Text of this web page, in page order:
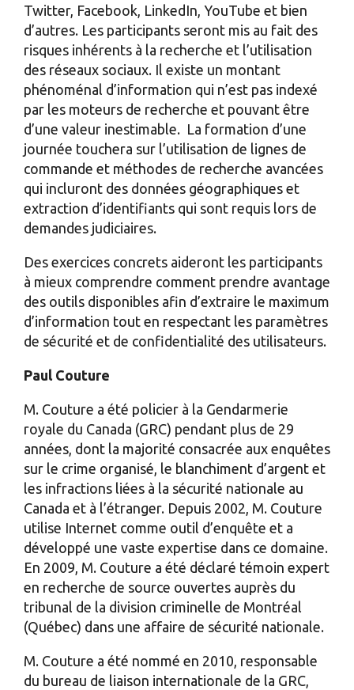
Twitter, Facebook, LinkedIn, YouTube et bien
d’autres. Les participants seront mis au fait des
risques inhérents à la recherche et l’utilisation
des réseaux sociaux. Il existe un montant
phénoménal d’information qui n’est pas indexé
par les moteurs de recherche et pouvant être
d’une valeur inestimable. La formation d’une
journée touchera sur l’utilisation de lignes de
commande et méthodes de recherche avancées
qui incluront des données géographiques et
extraction d’identifiants qui sont requis lors de
demandes judiciaires.
Des exercices concrets aideront les participants
à mieux comprendre comment prendre avantage
des outils disponibles afin d’extraire le maximum
d’information tout en respectant les paramètres
de sécurité et de confidentialité des utilisateurs.
Paul Couture
M. Couture a été policier à la Gendarmerie
royale du Canada (GRC) pendant plus de 29
années, dont la majorité consacrée aux enquêtes
sur le crime organisé, le blanchiment d’argent et
les infractions liées à la sécurité nationale au
Canada et à l’étranger. Depuis 2002, M. Couture
utilise Internet comme outil d’enquête et a
développé une vaste expertise dans ce domaine.
En 2009, M. Couture a été déclaré témoin expert
en recherche de source ouvertes auprès du
tribunal de la division criminelle de Montréal
(Québec) dans une affaire de sécurité nationale.
M. Couture a été nommé en 2010, responsable
du bureau de liaison internationale de la GRC,